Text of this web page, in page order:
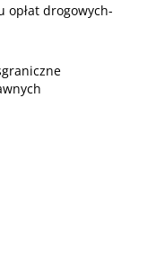
opłat drogowych-